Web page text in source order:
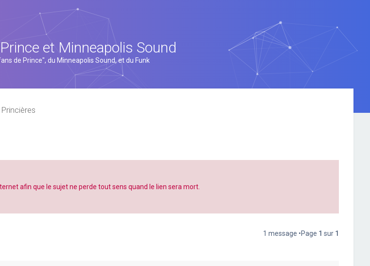
et Minneapolis Sound
de Prince", du Minneapolis Sound, et du Funk
afin que le sujet ne perde tout sens quand le lien sera mort.
1 message •Page 1 sur 1